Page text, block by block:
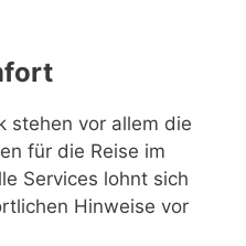
stehen vor allem die
für die Reise im
Services lohnt sich
Hinweise vor